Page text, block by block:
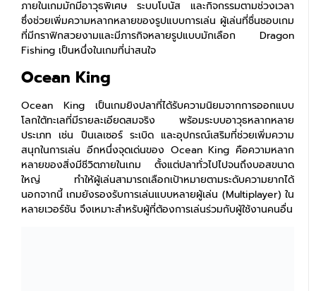
ภายในเกมมักมีอาวุธพิเศษ ระบบโบนัส และกิจกรรมตามช่วงเวลา
ซึ่งช่วยเพิ่มความหลากหลายของรูปแบบการเล่น ผู้เล่นที่ชื่นชอบเกม
ที่มีกราฟิกสวยงามและมีภารกิจหลายรูปแบบมักเลือก Dragon
Fishing เป็นหนึ่งในเกมที่น่าสนใจ
Ocean King
Ocean King เป็นเกมยิงปลาที่ได้รับความนิยมจากการออกแบบ
โลกใต้ทะเลที่มีรายละเอียดสมจริง พร้อมระบบอาวุธหลากหลาย
ประเภท เช่น ปืนเลเซอร์ ระเบิด และอุปกรณ์เสริมที่ช่วยเพิ่มความ
สนุกในการเล่น อีกหนึ่งจุดเด่นของ Ocean King คือความหลาก
หลายของสิ่งมีชีวิตภายในเกม ตั้งแต่ปลาทั่วไปไปจนถึงบอสขนาด
ใหญ่ ทำให้ผู้เล่นสามารถเลือกเป้าหมายตามระดับความยากได้
นอกจากนี้ เกมยังรองรับการเล่นแบบหลายผู้เล่น (Multiplayer) ใน
หลายเวอร์ชัน จึงเหมาะสำหรับผู้ที่ต้องการเล่นร่วมกับผู้ใช้งานคนอื่น